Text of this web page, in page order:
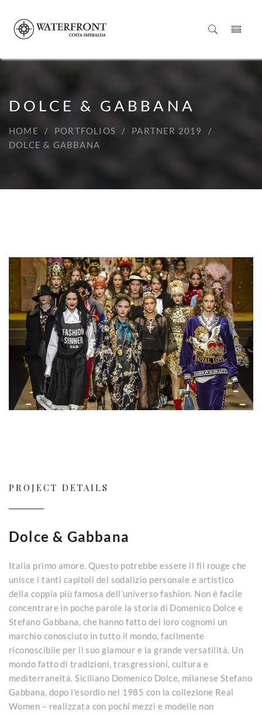
DOLCE & GABBANA
HOME PORTFOLIOS
PARTNER 2019
DOLCE & GABBANA
PROJECT DETAILS
Dolce & Gabbana
Italia primo amore. Questo potrebbe essere il fil rouge che
unisce i tanti capitoli del sodalizio personale e artistico
della coppia più famosa dell’universo fashion. Non è facile
concentrare in poche parole la storia di Domenico Dolce e
Stefano Gabbana, che hanno fatto dei loro cognomi un
marchio conosciuto in tutto il mondo, facilmente
riconoscibile per il suo glamour e la grande versatilità. Un
mondo fatto di tradizioni, trasgressioni, cultura e
mediterraneità. Siciliano Domenico Dolce, milanese Stefano
Gabbana, dopo l’esordio nel 1985 con la collezione Real
Women – realizzata con pochi mezzi e modelle non